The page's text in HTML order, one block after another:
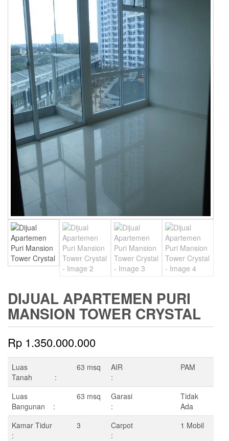
DIJUAL APARTEMEN PURI
MANSION TOWER CRYSTAL
Rp 1.350.000.000
Luas
Tanah :
63 msq
AIR
:
PAM
Luas
Bangunan :
63 msq
Garasi
:
Tidak
Ada
Kamar Tidur
:
3
Carpot
:
1 Mobil